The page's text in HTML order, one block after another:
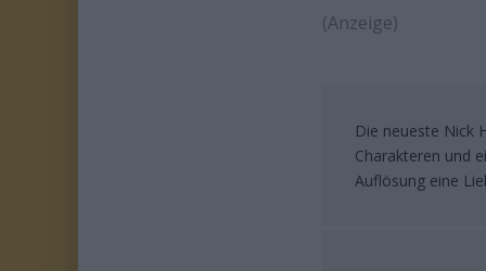
(Anzeige)
Die neueste Nick
Charakteren und
Auflösung eine